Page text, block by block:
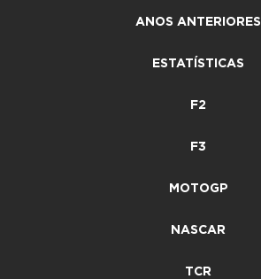
ANOS ANTERIORES
ESTATÍSTICAS
F2
F3
MOTOGP
NASCAR
TCR